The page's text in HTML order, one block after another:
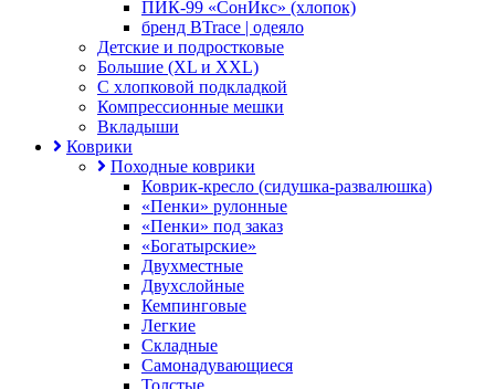
ПИК-99 «СонИкс» (хлопок)
бренд BTrace | одеяло
Детские и подростковые
Большие (XL и XXL)
С хлопковой подкладкой
Компрессионные мешки
Вкладыши
Коврики
Походные коврики
Коврик-кресло (сидушка-развалюшка)
«Пенки» рулонные
«Пенки» под заказ
«Богатырские»
Двухместные
Двухслойные
Кемпинговые
Легкие
Складные
Самонадувающиеся
Толстые